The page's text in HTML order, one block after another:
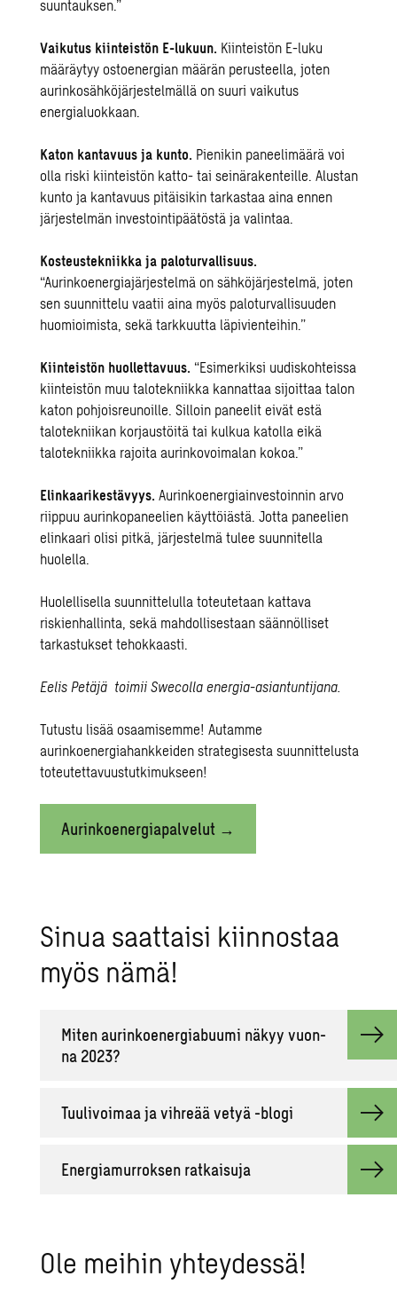
suuntauksen.”
Vaikutus kiinteistön E-lukuun. Kiinteistön E-luku
määräytyy ostoenergian määrän perusteella, joten
aurinkosähköjärjestelmällä on suuri vaikutus
energialuokkaan.
Katon kantavuus ja kunto. Pienikin paneelimäärä voi
olla riski kiinteistön katto- tai seinärakenteille. Alustan
kunto ja kantavuus pitäisikin tarkastaa aina ennen
järjestelmän investointipäätöstä ja valintaa.
Kosteustekniikka ja paloturvallisuus.
“Aurinkoenergiajärjestelmä on sähköjärjestelmä, joten
sen suunnittelu vaatii aina myös paloturvallisuuden
huomioimista, sekä tarkkuutta läpivienteihin.”
Kiinteistön huollettavuus. “Esimerkiksi uudiskohteissa
kiinteistön muu talotekniikka kannattaa sijoittaa talon
katon pohjoisreunoille. Silloin paneelit eivät estä
talotekniikan korjaustöitä tai kulkua katolla eikä
talotekniikka rajoita aurinkovoimalan kokoa.”
Elinkaarikestävyys. Aurinkoenergiainvestoinnin arvo
riippuu aurinkopaneelien käyttöiästä. Jotta paneelien
elinkaari olisi pitkä, järjestelmä tulee suunnitella
huolella.
Huolellisella suunnittelulla toteutetaan kattava
riskienhallinta, sekä mahdollisestaan säännölliset
tarkastukset tehokkaasti.
Eelis Petäjä toimii Swecolla energia-asiantuntijana.
Tutustu lisää osaamisemme! Autamme
aurinkoenergiahankkeiden strategisesta suunnittelusta
toteutettavuustutkimukseen!
Aurinkoenergiapalvelut →
Sinua saat­tai­si kiin­nos­taa
myös nämä!
Miten au­rin­koe­ner­gia­buu­mi näkyy vuon­
na 2023?
Tuu­li­voi­maa ja vih­re­ää vetyä -blogi
Ener­gia­mur­rok­sen rat­kai­su­ja
Ole mei­hin yh­tey­des­sä!